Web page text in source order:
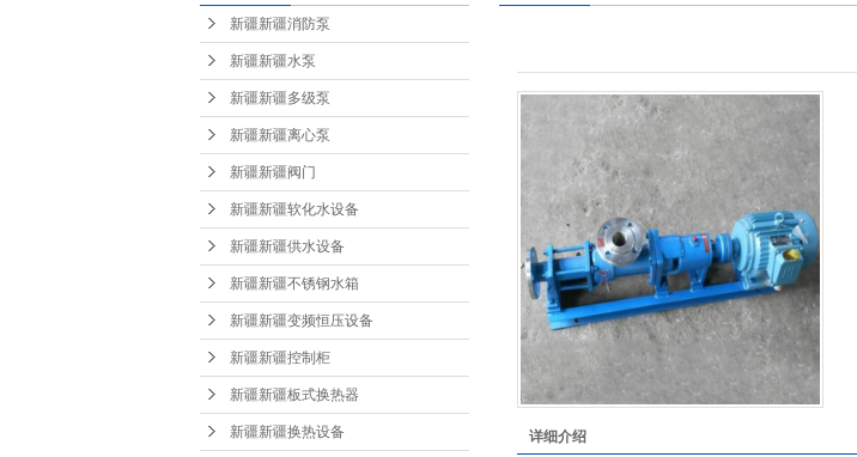
柜
新疆新疆板式
新疆新疆污水
处理设备
新疆新疆一体
化污水处理设
备
新疆新疆消防泵
新疆新疆水泵
新疆新疆多级泵
新疆新疆离心泵
新疆新疆阀门
新疆新疆软化水设备
新疆新疆供水设备
新疆新疆不锈钢水箱
新疆新疆变频恒压设备
新疆新疆控制柜
新疆新疆板式换热器
新疆新疆换热设备 详细介绍